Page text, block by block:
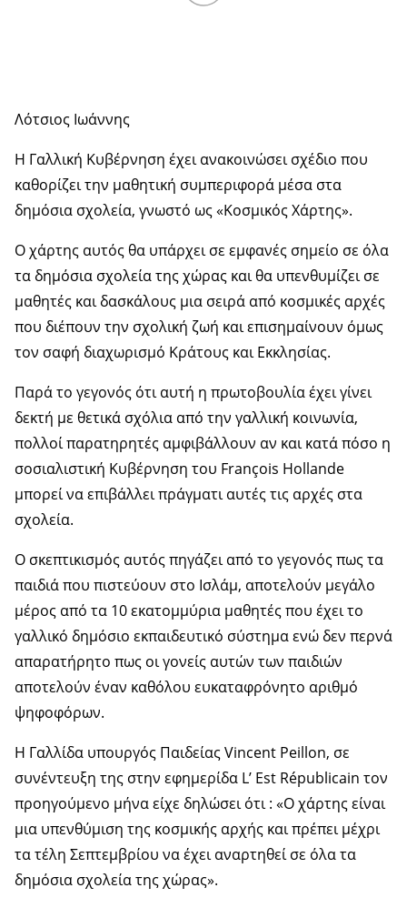
Λότσιος Ιωάννης
Η Γαλλική Κυβέρνηση έχει ανακοινώσει σχέδιο που
καθορίζει την μαθητική συμπεριφορά μέσα στα
δημόσια σχολεία, γνωστό ως «Κοσμικός Χάρτης».
Ο χάρτης αυτός θα υπάρχει σε εμφανές σημείο σε όλα
τα δημόσια σχολεία της χώρας και θα υπενθυμίζει σε
μαθητές και δασκάλους μια σειρά από κοσμικές αρχές
που διέπουν την σχολική ζωή και επισημαίνουν όμως
τον σαφή διαχωρισμό Κράτους και Εκκλησίας.
Παρά το γεγονός ότι αυτή η πρωτοβουλία έχει γίνει
δεκτή με θετικά σχόλια από την γαλλική κοινωνία,
πολλοί παρατηρητές αμφιβάλλουν αν και κατά πόσο η
σοσιαλιστική Κυβέρνηση του François Hollande
μπορεί να επιβάλλει πράγματι αυτές τις αρχές στα
σχολεία.
Ο σκεπτικισμός αυτός πηγάζει από το γεγονός πως τα
παιδιά που πιστεύουν στο Ισλάμ, αποτελούν μεγάλο
μέρος από τα 10 εκατομμύρια μαθητές που έχει το
γαλλικό δημόσιο εκπαιδευτικό σύστημα ενώ δεν περνά
απαρατήρητο πως οι γονείς αυτών των παιδιών
αποτελούν έναν καθόλου ευκαταφρόνητο αριθμό
ψηφοφόρων.
Η Γαλλίδα υπουργός Παιδείας Vincent Peillon, σε
συνέντευξη της στην εφημερίδα L’ Est Républicain τον
προηγούμενο μήνα είχε δηλώσει ότι : «Ο χάρτης είναι
μια υπενθύμιση της κοσμικής αρχής και πρέπει μέχρι
τα τέλη Σεπτεμβρίου να έχει αναρτηθεί σε όλα τα
δημόσια σχολεία της χώρας».